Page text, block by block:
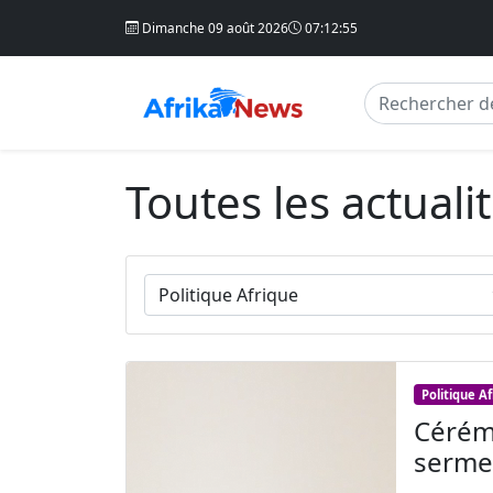
Dimanche 09 août 2026 07:12:56
Toutes les
Politique